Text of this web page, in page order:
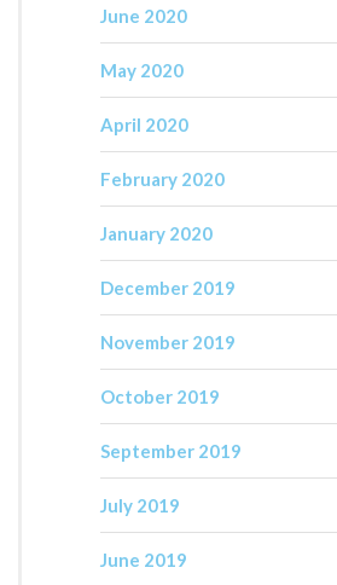
June 2020
May 2020
April 2020
February 2020
January 2020
December 2019
November 2019
October 2019
September 2019
July 2019
June 2019